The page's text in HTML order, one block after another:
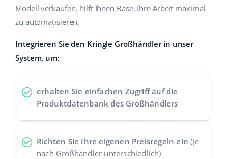
Vorteilsrechner
Zusammenarbeit und Partner
Kontakt
Italiano
中文
Modell verkaufen, hilft Ihnen Base, Ihre Arbeit maximal
zu automatisieren.
Integrieren Sie den Kringle Großhändler in unser
System, um:
erhalten Sie einfachen Zugriff auf die
Produktdatenbank des Großhändlers
Richten Sie Ihre eigenen Preisregeln ein (je
nach Großhändler unterschiedlich)